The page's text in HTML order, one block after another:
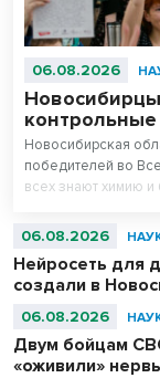
06.08.2026
Новосибирская
победителей во
всех знают химию
06.08.2026
Нейросеть для
создали в
06.08.2026
Двум бойцам
«оживили»